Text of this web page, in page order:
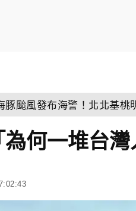
颱風發布海警！北北基桃
何一堆台